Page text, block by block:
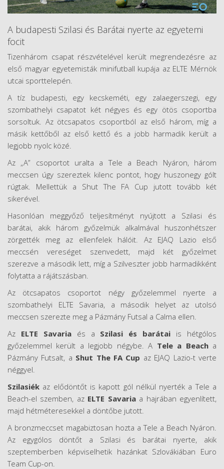
A budapesti Szilasi és Barátai nyerte az egyetemi
focit
Tizenhárom csapat részvételével került megrendezésre az
első magyar egyetemisták minifutball kupája az ELTE Mérnök
utcai sporttelepén.
A tíz budapesti, egy kecskeméti, egy zalaegerszegi, egy
szombathelyi csapatot két négyes és egy ötös csoportba
sorsoltuk. Az ötcsapatos csoportból az első három, míg a
másik kettőből az első kettő és a jobb harmadik került a
legjobb nyolc közé.
Az „A” csoportot uralta a Tele a Beach Nyáron, három
meccsen úgy szereztek kilenc pontot, hogy huszonegy gólt
rúgtak. Mellettük a Shut The FA Cup jutott tovább két
sikerével.
Hasonlóan meggyőző teljesítményt nyújtott a Szilasi és
barátai, akik három győzelmük alkalmával huszonhétszer
zörgették meg az ellenfelek hálóit. Az EJAQ Lazio első
meccsén vereséget szenvedett, majd két győzelmet
szerezve a második lett, míg a Szilveszter jobb harmadikként
folytatta a rájátszásban.
Az ötcsapatos csoportot négy győzelemmel nyerte a
szombathelyi ELTE Savaria, a második helyet az utolsó
meccsen szerezte meg a Pázmány Futsal a Calma ellen.
Az ELTE Savariaés a Szilasi és barátai is hétgólos
győzelemmel került a legjobb négybe. A Tele a Beacha
Pázmány Futsalt, a Shut The FA Cup az EJAQ Lazio-t verte
néggyel.
Szilasiék az elődöntőt is kapott gól nélkül nyerték a Tele a
Beach-el szemben, az ELTE Savariaa hajrában egyenlített,
majd hétméteresekkel a döntőbe jutott.
A bronzmeccset magabiztosan hozta a Tele a Beach Nyáron.
Az egygólos döntőt a Szilasi és barátai nyerte, akik
szeptemberben képviselhetik hazánkat Szlovákiában Euro
Team Cup-on.